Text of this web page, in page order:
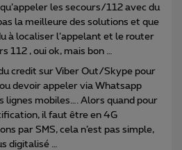
les secours/112 avec du
la meilleure des solutions et que
à localiser l’appelant et le router
112 , oui ok, mais bon …
credit sur Viber Out/Skype pour
devoir appeler via Whatsapp
lignes mobiles…. Alors quand pour
il faut être en 4G
par SMS, cela n’est pas simple,
digitalisé …